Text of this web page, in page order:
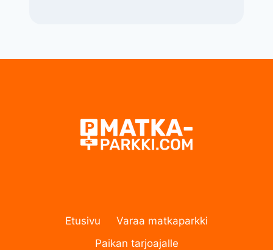
Etusivu
Varaa matkaparkki
Paikan tarjoajalle